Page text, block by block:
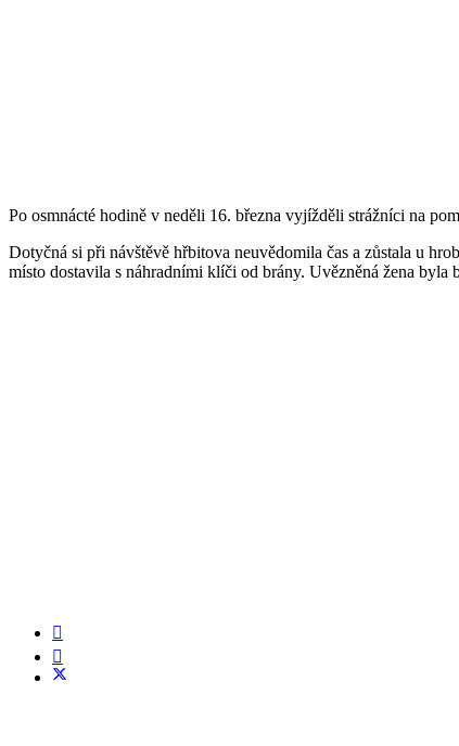
Po osmnácté hodině v neděli 16. března vyjížděli strážníci na
Dotyčná si při návštěvě hřbitova neuvědomila čas a zůstala u
místo dostavila s náhradními klíči od brány. Uvězněná žena byla